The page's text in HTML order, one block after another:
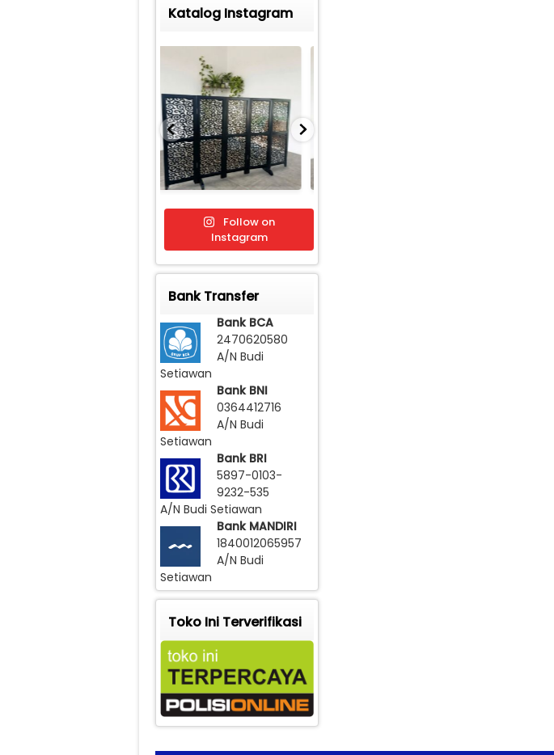
Katalog Instagram
Follow on
Instagram
Bank Transfer
Bank BCA
2470620580
A/N Budi
Setiawan
Bank BNI
0364412716
A/N Budi
Setiawan
Bank BRI
5897-0103-
9232-535
A/N Budi Setiawan
Bank MANDIRI
1840012065957
A/N Budi
Setiawan
Toko Ini Terverifikasi